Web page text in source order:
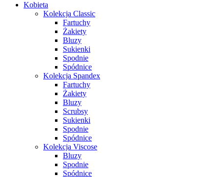
Kobieta
Kolekcja Classic
Fartuchy
Żakiety
Bluzy
Sukienki
Spodnie
Spódnice
Kolekcja Spandex
Fartuchy
Żakiety
Bluzy
Scrubsy
Sukienki
Spodnie
Spódnice
Kolekcja Viscose
Bluzy
Spodnie
Spódnice